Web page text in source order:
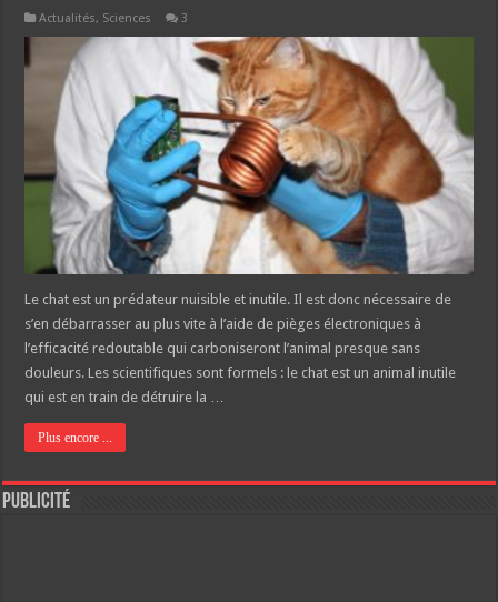
Actualités, Sciences 3
Le chat est un prédateur nuisible et inutile. Il est donc nécessaire de
s’en débarrasser au plus vite à l’aide de pièges électroniques à
l’efficacité redoutable qui carboniseront l’animal presque sans
douleurs. Les scientifiques sont formels : le chat est un animal inutile
qui est en train de détruire la …
Plus encore ...
Publicité